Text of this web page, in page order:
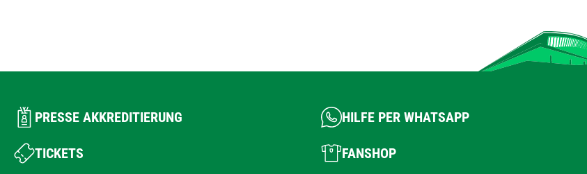
PRESSE AKKREDITIERUNG HILFE PER WHATSAPP
TICKETS FANSHOP